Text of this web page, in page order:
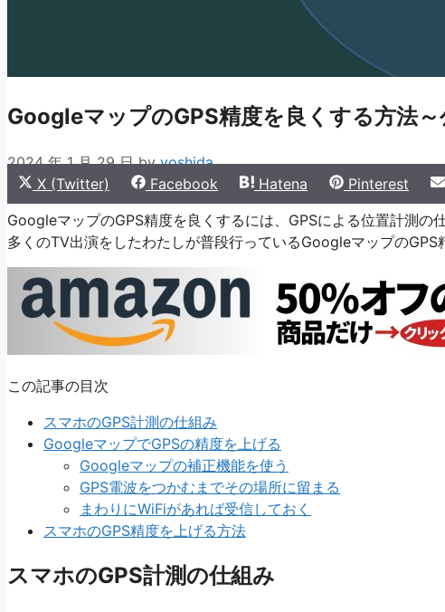
GoogleマップのGPS精度を良くする方法
2024 年 1 月 29 日 byyoshida
Share
on
X (Twitter)
Share
on
Facebook
Share
on
Hatena
Share
on
Pinterest
GoogleマップのGPS精度を良くするには、GPSによる位置計測
多くのTV出演をしたわたしが普段行っているGoogleマップのGPS
この記事の目次
スマホのGPS計測の仕組み
GoogleマップでGPSの精度を上げる
Googleマップの補正機能を使う
GPS電波をつかむまでその場所に留まる
まわりにWiFiがあれば受信しておく
スマホのGPS精度を上げる方法
スマホのGPS計測の仕組み